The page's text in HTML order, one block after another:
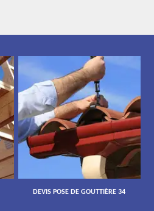
DEVIS POSE DE GOUTTIÈRE 34